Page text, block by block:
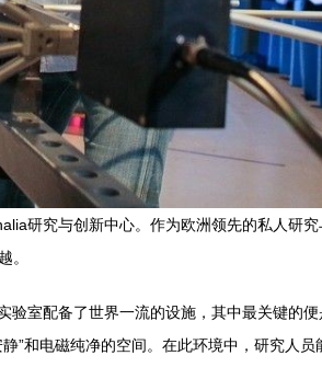
研究与创新中心。作为欧洲领先的私人研
。
室配备了世界一流的设施，其中最关键的
和电磁纯净的空间。在此环境中，研究人